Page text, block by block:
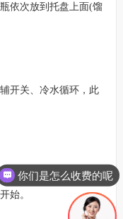
依次放到托盘上面(馏
开关、冷水循环，此
先按确认进入“称重”界
始。
你们是怎么收费的呢